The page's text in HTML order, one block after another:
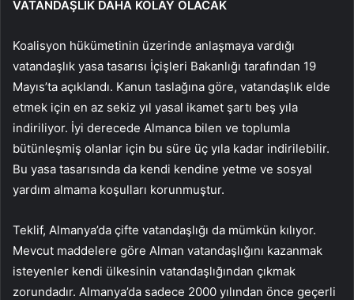
VATANDAŞLIK DAHA KOLAY OLACAK
Koalisyon hükümetinin üzerinde anlaşmaya vardığı
vatandaşlık yasa tasarısı İçişleri Bakanlığı tarafından 19
Mayıs’ta açıklandı. Kanun taslağına göre, vatandaşlık elde
etmek için en az sekiz yıl yasal ikamet şartı beş yıla
indiriliyor. İyi derecede Almanca bilen ve toplumla
bütünleşmiş olanlar için bu süre üç yıla kadar indirilebilir.
Bu yasa tasarısında da kendi kendine yetme ve sosyal
yardım almama koşulları korunmuştur.
Teklif, Almanya’da çifte vatandaşlığı da mümkün kılıyor.
Mevcut maddelere göre Alman vatandaşlığını kazanmak
isteyenler kendi ülkesinin vatandaşlığından çıkmak
zorundadır. Almanya’da sadece 2000 yılından önce geçerli